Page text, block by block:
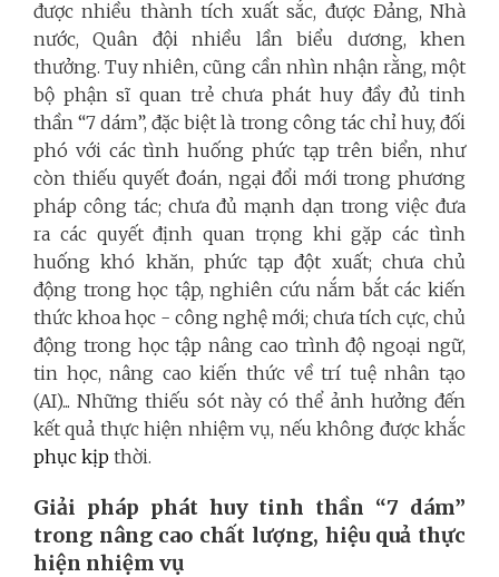
được nhiều thành tích xuất sắc, được Đảng, Nhà
nước, Quân đội nhiều lần biểu dương, khen
thưởng. Tuy nhiên, cũng cần nhìn nhận rằng, một
bộ phận sĩ quan trẻ chưa phát huy đầy đủ tinh
thần “7 dám”, đặc biệt là trong công tác chỉ huy, đối
phó với các tình huống phức tạp trên biển, như
còn thiếu quyết đoán, ngại đổi mới trong phương
pháp công tác; chưa đủ mạnh dạn trong việc đưa
ra các quyết định quan trọng khi gặp các tình
huống khó khăn, phức tạp đột xuất; chưa chủ
động trong học tập, nghiên cứu nắm bắt các kiến
thức khoa học - công nghệ mới; chưa tích cực, chủ
động trong học tập nâng cao trình độ ngoại ngữ,
tin học, nâng cao kiến thức về trí tuệ nhân tạo
(AI)... Những thiếu sót này có thể ảnh hưởng đến
kết quả thực hiện nhiệm vụ, nếu không được khắc
phục kịp thời.
Giải pháp phát huy tinh thần “7 dám”
trong nâng cao chất lượng, hiệu quả thực
hiện nhiệm vụ